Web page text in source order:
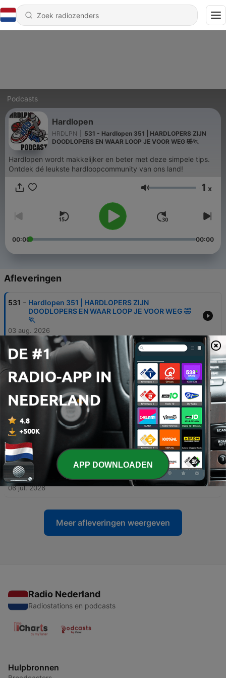
Podcasts
Hardlopen
HRDLPN
531 - Hardlopen 351 | HARDLOPERS ZIJN
DOODLOPERS EN WAAR LOOP JE VOOR WEG 🤣🏃
Hardlopen wordt makkelijker en beter met deze simpele tips.
Ontdek dé leukste hardloopcommunity van ons land!
Volume 1 x
00:00 00:00
Afleveringen
531 - Hardlopen 351 | HARDLOPERS ZIJN
DOODLOPERS EN WAAR LOOP JE VOOR WEG 🤣
🏃
03 aug. 2026
530 - Hardlopen 350 | MARATHON IN NOORWEGEN
🇧🇻 IK WERD VIERDE!! 🏅
27 jul. 2026
Hardlopen 349 | EEN GEKKE CREATIEVE ❄️ 33KM
DUURLOOP🏃
528 - Hardlopen 348 | ​WAAROM IK 2.000 TRAPTREDEN
13 jul. 2026
527 - Hardlopen 347 | DE KUNST VAN EEN D1 HALVE
MARATHON 🏃😃
06 jul. 2026
Meer afleveringen weergeven
Radio Nederland
Radiostations en podcasts
Hulpbronnen
APP DOWNLOADEN